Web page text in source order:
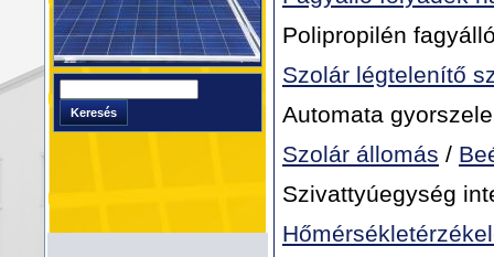
Keresés
Polipropilén
Szolár légtelenítő
Automata
Szolár állomás /
Szivattyúegység